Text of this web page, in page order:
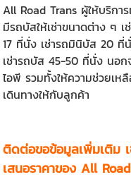
All Road Trans ผู้ให้บริกา
มีรถบัสให้เช่าขนาดต่าง ๆ
17 ที่นั่ง เช่ารถมินิบัส 20 ที่
เช่ารถบัส 45-50 ที่นั่ง นอก
ไอพี รวมทั้งให้ความช่วยเห
เดินทางให้กับลูกค้า
ติดต่อขอข้อมูลเพิ่มเติม
เสนอราคาของ All